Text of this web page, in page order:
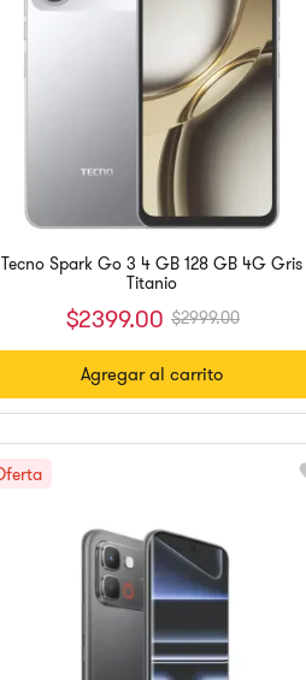
Tecno Spark Go 3 4 GB 128 GB 4G Gris
Titanio
$2399.00 $2999.00
Agregar al carrito